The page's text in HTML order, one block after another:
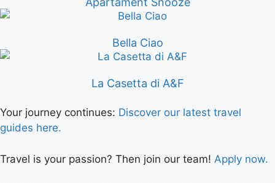
Bella Ciao
La Casetta di A&F
Your journey continues: Discover our latest travel
guides here.
Travel is your passion? Then join our team! Apply now.